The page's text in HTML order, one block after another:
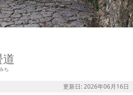
ち
更新日: 2026年06月16日